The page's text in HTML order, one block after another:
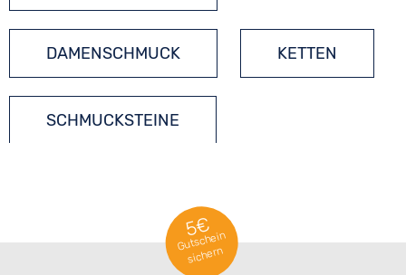
DAMENSCHMUCK KETTEN
SCHMUCKSTEINE
5€
Gutschein
sichern